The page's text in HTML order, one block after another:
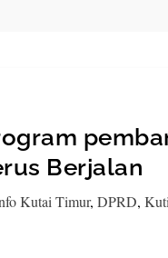
Berjalan
Kutai Timur, DPRD,